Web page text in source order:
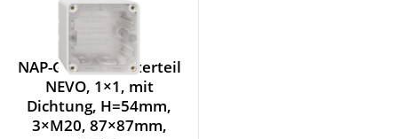
NAP-Gehäuseunterteil
NEVO, 1×1, mit
Dichtung, H=54mm,
3×M20, 87×87mm,